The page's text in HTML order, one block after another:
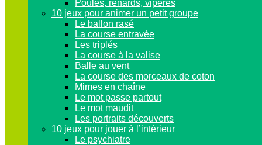
Poules, renards, vipères
10 jeux pour animer un petit groupe
Le ballon rasé
La course entravée
Les triplés
La course à la valise
Balle au vent
La course des morceaux de coton
Mimes en chaîne
Le mot passe partout
Le mot maudit
Les portraits découverts
10 jeux pour jouer à l’intérieur
Le psychiatre